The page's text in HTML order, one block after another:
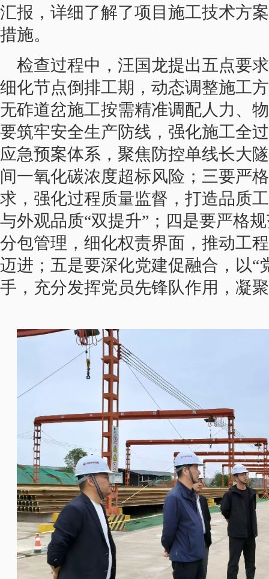
汇报，详细了解了项目施工技术方
措施。
检查过程中，汪国龙提出五点要
细化节点倒排工期，动态调整施工
无砟道岔施工按需精准调配人力、
要筑牢安全生产防线，强化施工全
应急预案体系，聚焦防控单线长大
间一氧化碳浓度超标风险；三要严
求，强化过程质量监督，打造品质
与外观品质“双提升”；四是要严格
分包管理，细化权责界面，推动工
迈进；五是要深化党建促融合，以“
手，充分发挥党员先锋队作用，凝